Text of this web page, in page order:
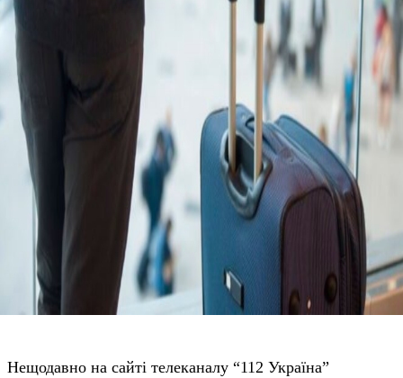
Нещодавно на сайті телеканалу “112 Україна”